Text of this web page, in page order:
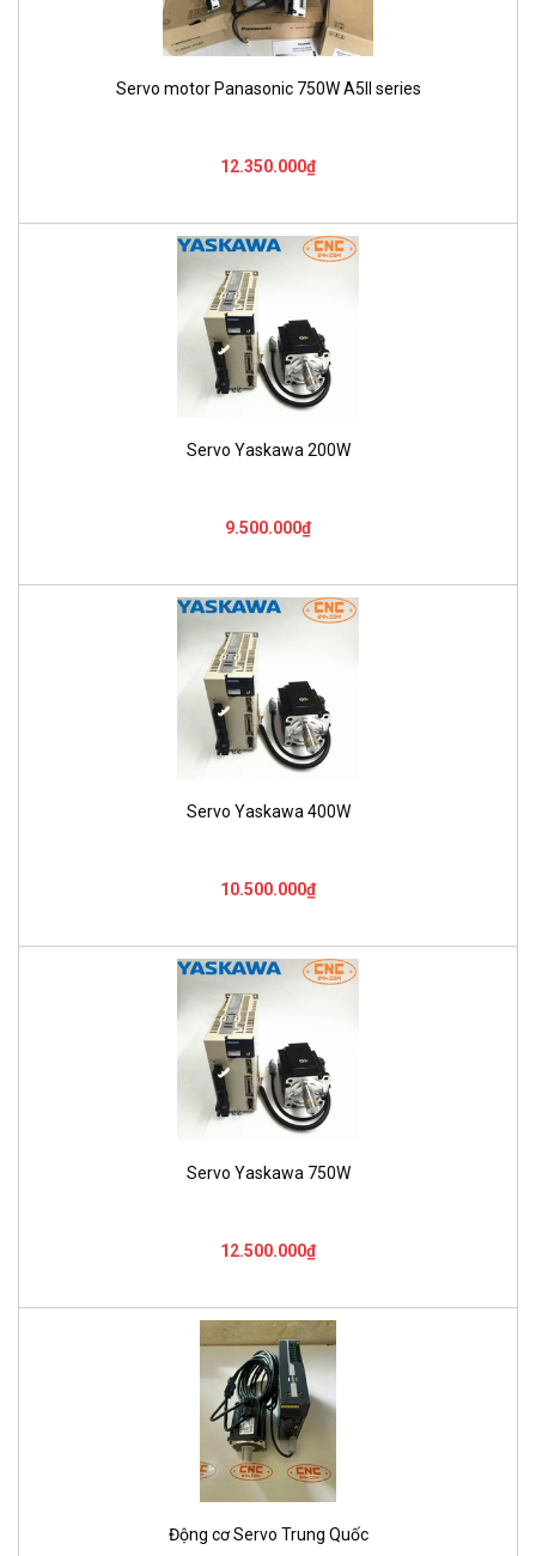
Servo motor Panasonic 750W A5II series
12.350.000₫
Servo Yaskawa 200W
9.500.000₫
Servo Yaskawa 400W
10.500.000₫
Servo Yaskawa 750W
12.500.000₫
Động cơ Servo Trung Quốc